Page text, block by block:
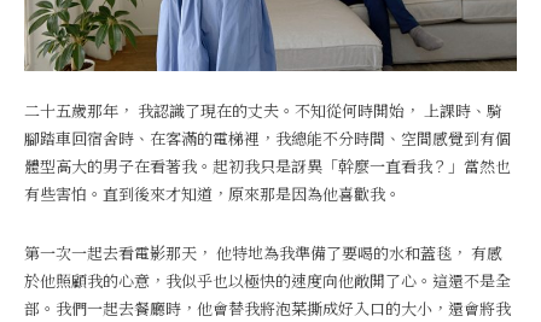
二十五歲那年， 我認識了現在的丈夫。不知從何時開始， 上課時、騎
腳踏車回宿舍時、在客滿的電梯裡，我總能不分時間、空間感覺到有個
體型高大的男子在看著我。起初我只是訝異「幹麼一直看我？」當然也
有些害怕。直到後來才知道，原來那是因為他喜歡我。
第一次一起去看電影那天， 他特地為我準備了要喝的水和蓋毯， 有感
於他照顧我的心意，我似乎也以極快的速度向他敞開了心。這還不是全
部。我們一起去餐廳時，他會替我將泡菜撕成好入口的大小，還會將我